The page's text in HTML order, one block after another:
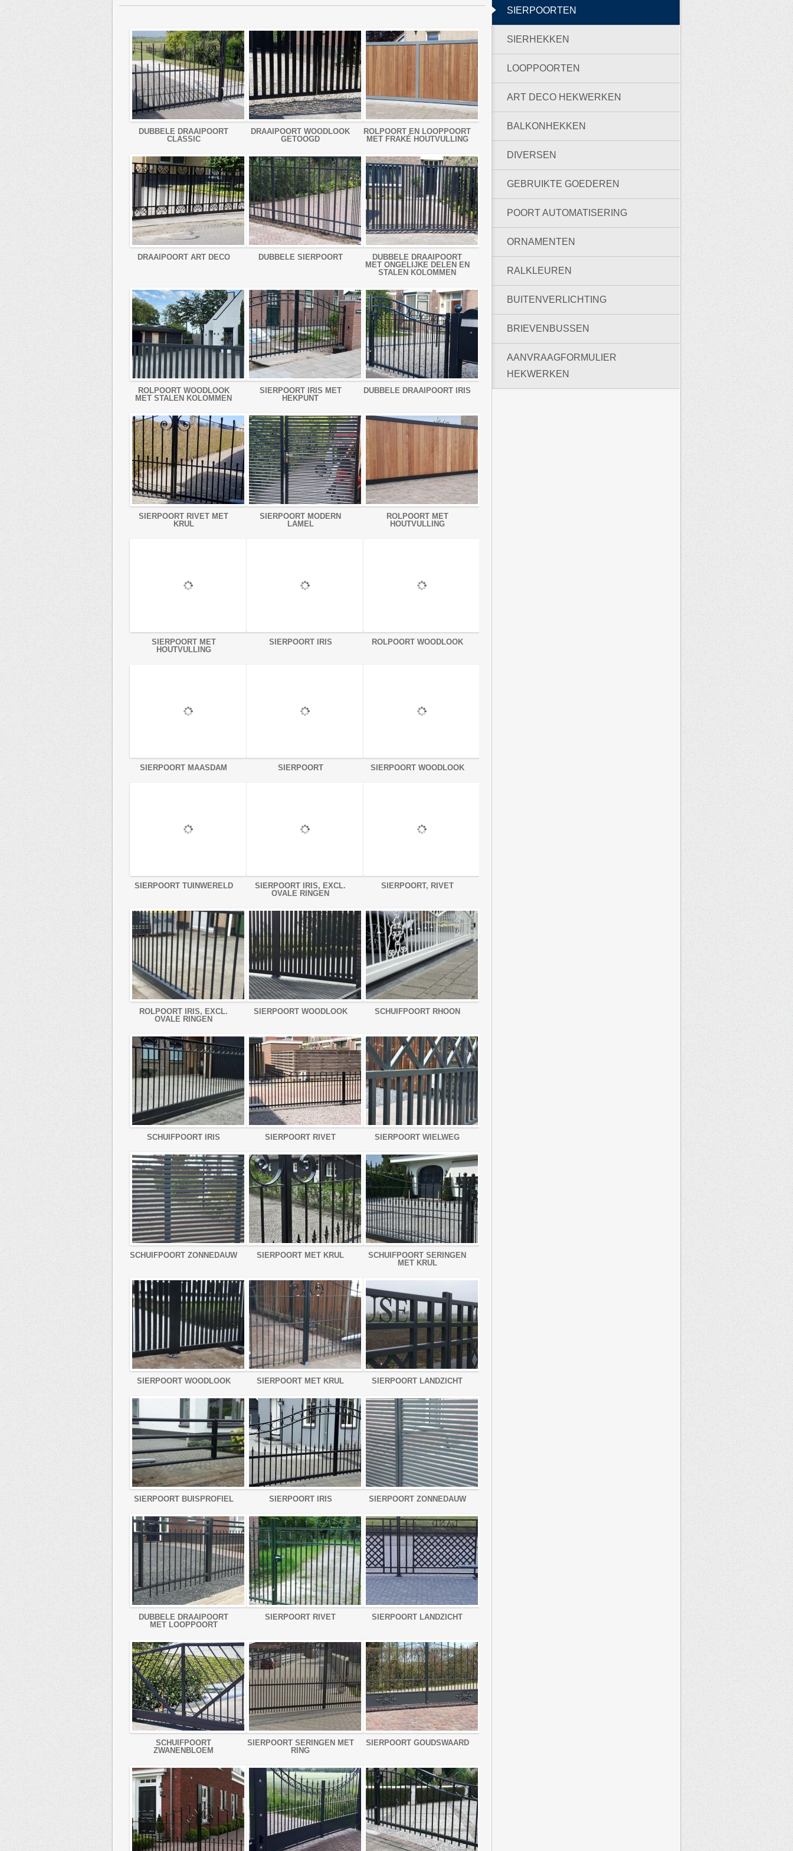
DUBBELE DRAAIPOORT
CLASSIC
DRAAIPOORT WOODLOOK
GETOOGD
ROLPOORT EN LOOPPOORT
MET FRAKÉ HOUTVULLING
DRAAIPOORT ART DECO DUBBELE SIERPOORT
DUBBELE DRAAIPOORT
MET ONGELIJKE DELEN EN
STALEN KOLOMMEN
ROLPOORT WOODLOOK
MET STALEN KOLOMMEN
SIERPOORT IRIS MET
HEKPUNT
DUBBELE DRAAIPOORT IRIS
SIERPOORT RIVET MET
KRUL
SIERPOORT MODERN
LAMEL
ROLPOORT MET
HOUTVULLING
SIERPOORT MET
HOUTVULLING
SIERPOORT IRIS ROLPOORT WOODLOOK
SIERPOORT MAASDAM SIERPOORT SIERPOORT WOODLOOK
SIERPOORT TUINWERELD
SIERPOORT IRIS, EXCL.
OVALE RINGEN
SIERPOORT, RIVET
ROLPOORT IRIS, EXCL.
OVALE RINGEN
SIERPOORT WOODLOOK SCHUIFPOORT RHOON
SCHUIFPOORT IRIS SIERPOORT RIVET SIERPOORT WIELWEG
SCHUIFPOORT ZONNEDAUW SIERPOORT MET KRUL
SCHUIFPOORT SERINGEN
MET KRUL
SIERPOORT WOODLOOK SIERPOORT MET KRUL SIERPOORT LANDZICHT
SIERPOORT BUISPROFIEL SIERPOORT IRIS SIERPOORT ZONNEDAUW
DUBBELE DRAAIPOORT
MET LOOPPOORT
SIERPOORT RIVET SIERPOORT LANDZICHT
SCHUIFPOORT
ZWANENBLOEM
SIERPOORT SERINGEN MET
RING
SIERPOORT GOUDSWAARD
SIERPOORTEN
SIERHEKKEN
LOOPPOORTEN
ART DECO HEKWERKEN
BALKONHEKKEN
DIVERSEN
GEBRUIKTE GOEDEREN
POORT AUTOMATISERING
ORNAMENTEN
RALKLEUREN
BUITENVERLICHTING
BRIEVENBUSSEN
AANVRAAGFORMULIER
HEKWERKEN